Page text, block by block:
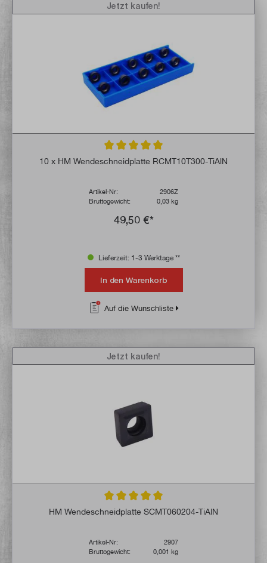
Durchschnittliche Bewertung von 5 von 5
10 x HM Wendeschneidplatte RCMT10T300-TiAlN
Artikel-Nr:
2906Z
Bruttogewicht:
0,03 kg
49,50 €*
Jetzt kaufen!
Lieferzeit: 1-3 Werktage **
In den Warenkorb
Auf die Wunschliste
Durchschnittliche Bewertung von 5 von 5
HM Wendeschneidplatte SCMT060204-TiAlN
Artikel-Nr:
2907
Bruttogewicht:
0,001 kg
Jetzt kaufen!